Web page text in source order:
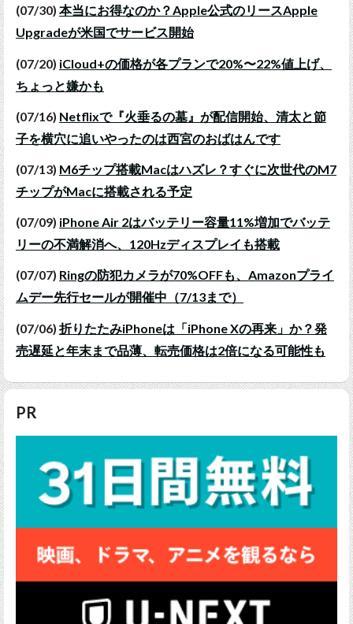
(07/30) 本当にお得なのか？Apple公式のリースApple
Upgradeが米国でサービス開始
(07/20) iCloud+の価格が各プランで20%〜22%値上げ、
ちょっと嫌かも
(07/16) Netflixで『火垂るの墓』が配信開始、清太と節
子を横穴に追いやったのは西宮のおばはんです
(07/13) M6チップ搭載Macはハズレ？すぐに次世代のM7
チップがMacに搭載される予定
(07/09) iPhone Air 2はバッテリー容量11%増加でバッテ
リーの不満解消へ、120Hzディスプレイも搭載
(07/07) Ringの防犯カメラが70%OFFも、Amazonプライ
ムデー先行セールが開催中（7/13まで）
(07/06) 折りたたみiPhoneは「iPhone Xの再来」か？発
売遅延と年末まで品薄、転売価格は2倍になる可能性も
PR